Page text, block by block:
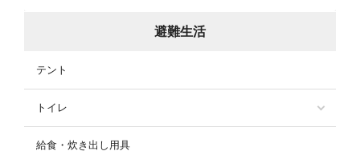
避難生活
テント
トイレ
給食・炊き出し用具